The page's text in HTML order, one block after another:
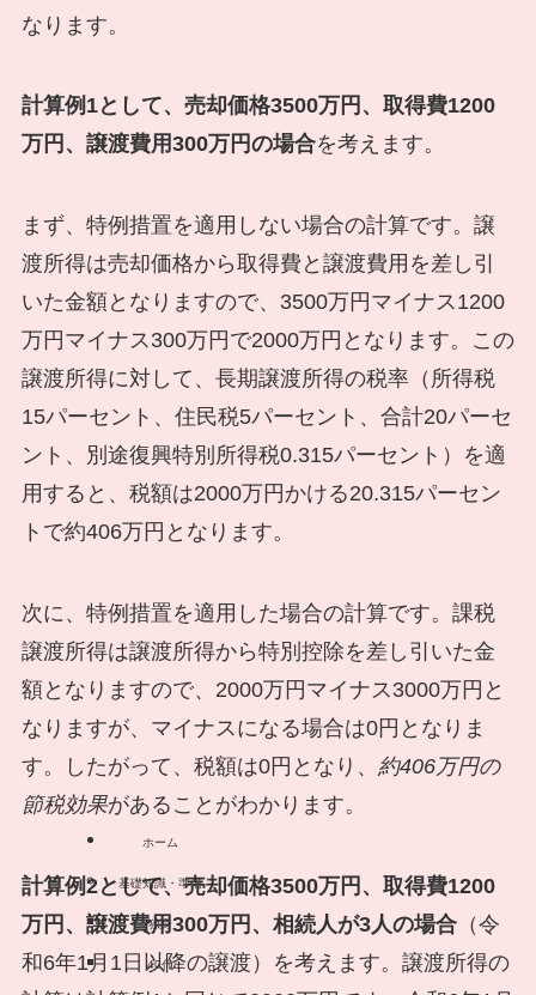
なります。
計算例1として、売却価格3500万円、取得費1200
万円、譲渡費用300万円の場合を考えます。
まず、特例措置を適用しない場合の計算です。譲
渡所得は売却価格から取得費と譲渡費用を差し引
いた金額となりますので、3500万円マイナス1200
万円マイナス300万円で2000万円となります。この
譲渡所得に対して、長期譲渡所得の税率（所得税
15パーセント、住民税5パーセント、合計20パーセ
ント、別途復興特別所得税0.315パーセント）を適
用すると、税額は2000万円かける20.315パーセン
トで約406万円となります。
次に、特例措置を適用した場合の計算です。課税
譲渡所得は譲渡所得から特別控除を差し引いた金
額となりますので、2000万円マイナス3000万円と
なりますが、マイナスになる場合は0円となりま
す。したがって、税額は0円となり、 約406万円の
節税効果があることがわかります。
計算例2として、売却価格3500万円、取得費1200
万円、譲渡費用300万円、相続人が3人の場合（令
和6年1月1日以降の譲渡）を考えます。譲渡所得の
ホーム
基礎知識・準備
独身
40代